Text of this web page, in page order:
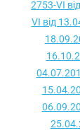
2753-VI
VI від